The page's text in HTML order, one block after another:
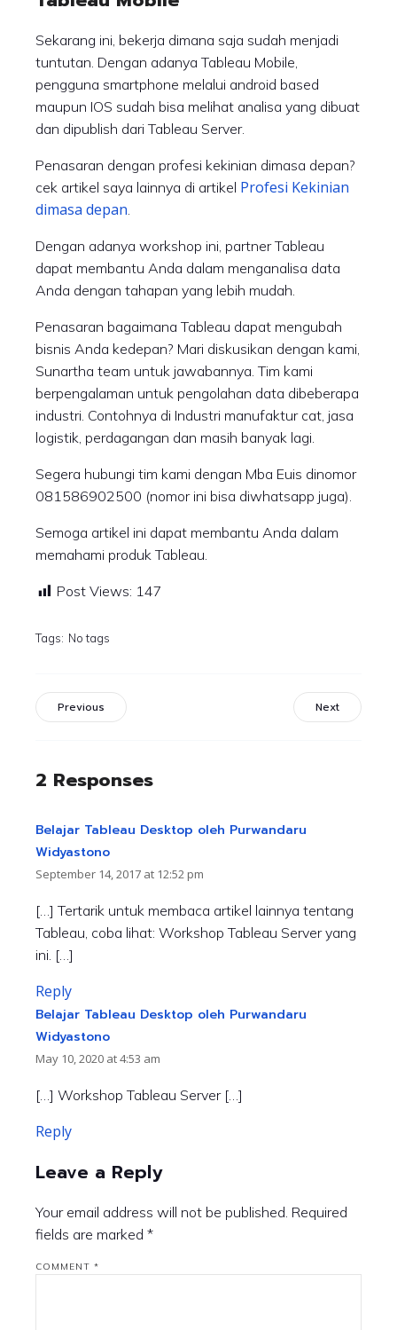
Sekarang ini, bekerja dimana saja sudah menjadi
tuntutan. Dengan adanya Tableau Mobile,
pengguna smartphone melalui android based
maupun IOS sudah bisa melihat analisa yang dibuat
dan dipublish dari Tableau Server.
Penasaran dengan profesi kekinian dimasa depan?
cek artikel saya lainnya di artikel Profesi Kekinian
dimasa depan.
Dengan adanya workshop ini, partner Tableau
dapat membantu Anda dalam menganalisa data
Anda dengan tahapan yang lebih mudah.
Penasaran bagaimana Tableau dapat mengubah
bisnis Anda kedepan? Mari diskusikan dengan kami,
Sunartha team untuk jawabannya. Tim kami
berpengalaman untuk pengolahan data dibeberapa
industri. Contohnya di Industri manufaktur cat, jasa
logistik, perdagangan dan masih banyak lagi.
Segera hubungi tim kami dengan Mba Euis dinomor
081586902500 (nomor ini bisa diwhatsapp juga).
Semoga artikel ini dapat membantu Anda dalam
memahami produk Tableau.
Post Views: 147
Tags: No tags
Previous Next
2 Responses
Belajar Tableau Desktop oleh Purwandaru
Widyastono
September 14, 2017 at 12:52 pm
[…] Tertarik untuk membaca artikel lainnya tentang
Tableau, coba lihat: Workshop Tableau Server yang
ini. […]
Reply
Belajar Tableau Desktop oleh Purwandaru
Widyastono
May 10, 2020 at 4:53 am
[…] Workshop Tableau Server […]
Reply
Leave a Reply
Your email address will not be published. Required
fields are marked *
COMMENT *